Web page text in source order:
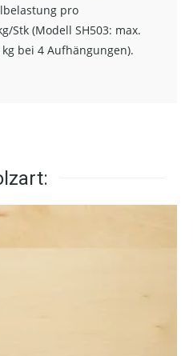
pro
Stk (Modell SH503: max.
bei 4 Aufhängungen).